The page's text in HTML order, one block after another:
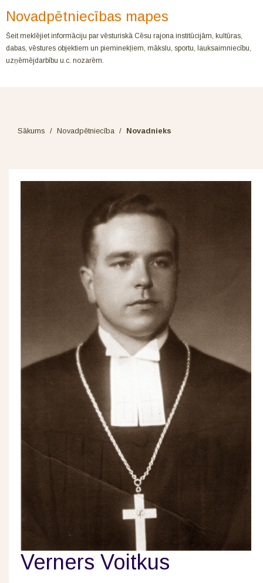
Novadpētniecības mapes
Šeit meklējiet informāciju par vēsturiskā Cēsu rajona institūcijām, kultūras,
dabas, vēstures objektiem un pieminekļiem, mākslu, sportu, lauksaimniecību,
uzņēmējdarbību u.c. nozarēm.
Sākums / Novadpētniecība / Novadnieks
Verners Voitkus